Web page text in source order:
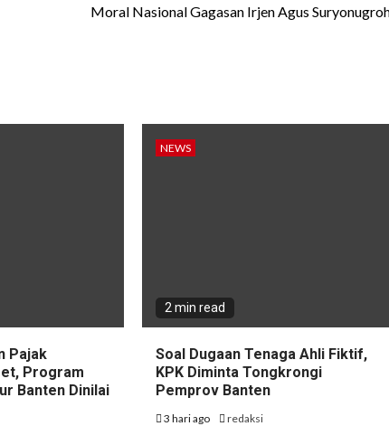
Moral Nasional Gagasan Irjen Agus
Pajak
Program
Banten Dinilai
NEWS
2 min read
Soal Dugaan Tenaga Ahli Fiktif,
KPK Diminta Tongkrongi
Pemprov Banten
3 hari ago redaksi